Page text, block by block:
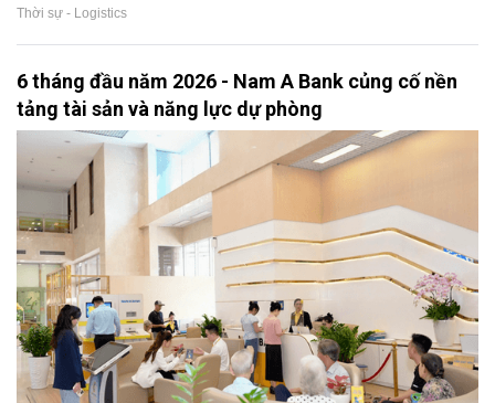
Thời sự - Logistics
6 tháng đầu năm 2026 - Nam A Bank củng cố nền
tảng tài sản và năng lực dự phòng